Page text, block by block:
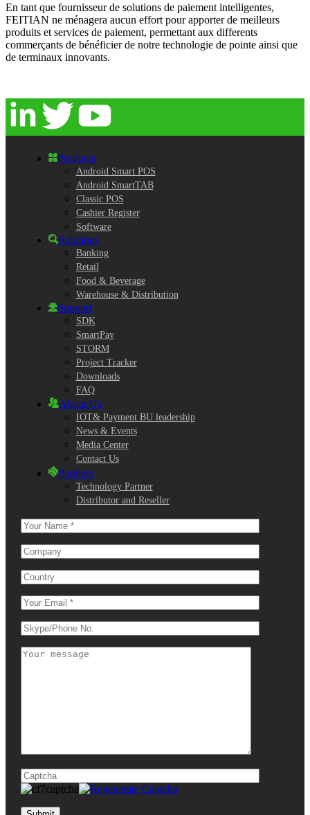
En tant que fournisseur de solutions de paiement intelligentes,
FEITIAN ne ménagera aucun effort pour apporter de meilleurs
produits et services de paiement, permettant aux differents
commerçants de bénéficier de notre technologie de pointe ainsi que
de terminaux innovants.
Products
Android Smart POS
Android SmartTAB
Classic POS
Cashier Register
Software
Solutions
Banking
Retail
Food & Beverage
Warehouse & Distribution
Support
SDK
SmartPay
STORM
Project Tracker
Downloads
FAQ
About Us
IOT& Payment BU leadership
News & Events
Media Center
Contact Us
Partners
Technology Partner
Distributor and Reseller